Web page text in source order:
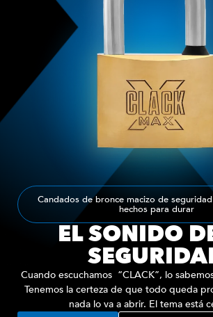
Candados de bronce macizo de
hechos para durar
EL SONIDO
Cuando escuchamos “CLACK”, lo
Tenemos la certeza de que todo queda
nada lo va a abrir. El tema está